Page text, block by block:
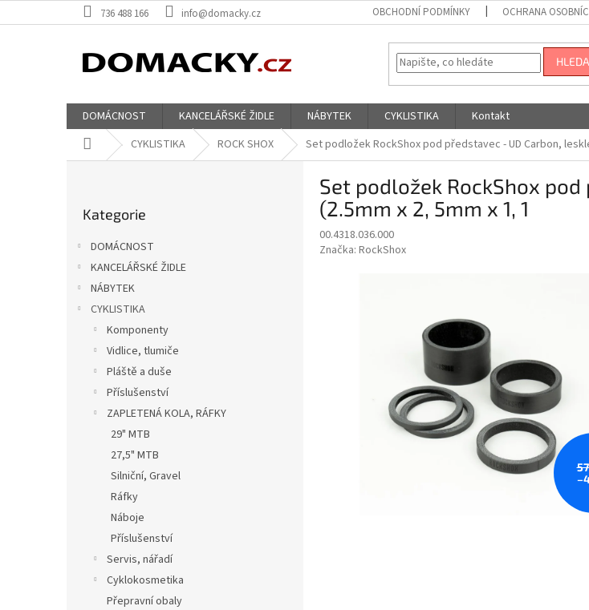
na
736 488 166 info@domacky.cz OBCHODNÍ PODMÍNKY OCHRANA
DOMÁCNOST KANCELÁŘSKÉ ŽIDLE NÁBYTEK CYKLISTIKA
Kontakt
Domů CYKLISTIKA ROCK SHOX Set podložek RockShox pod představec - UD Carbon,
kategorie
Kategorie
DOMÁCNOST
KANCELÁŘSKÉ ŽIDLE
NÁBYTEK
CYKLISTIKA
Komponenty
Vidlice, tlumiče
Pláště a duše
Příslušenství
ZAPLETENÁ KOLA, RÁFKY
29" MTB
27,5" MTB
Silniční, Gravel
Ráfky
Náboje
Příslušenství
Servis, nářadí
Cyklokosmetika
Přepravní obaly
Set podložek RockShox
(2.5mm x 2, 5mm x 1, 1
00.4318.036.000
Značka: RockShox